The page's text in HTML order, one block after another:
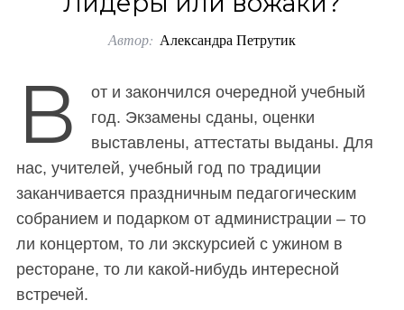
Автор: Александра Петрутик
В
от и закончился очередной учебный
год. Экзамены сданы, оценки
выставлены, аттестаты выданы. Для
нас, учителей, учебный год по традиции
заканчивается праздничным педагогическим
собранием и подарком от администрации – то
ли концертом, то ли экскурсией с ужином в
ресторане, то ли какой-нибудь интересной
встречей.